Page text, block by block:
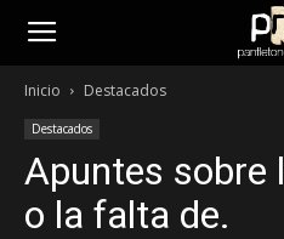
panfletonegro
Inicio Destacados
Destacados
Apuntes sobre
o la falta de.